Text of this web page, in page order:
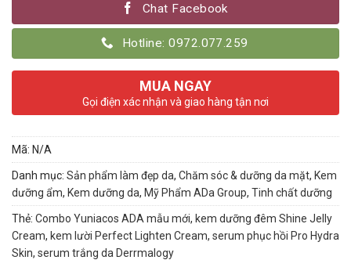
Chat Facebook
Hotline: 0972.077.259
MUA NGAY
Gọi điện xác nhận và giao hàng tận nơi
Mã: N/A
Danh mục: Sản phẩm làm đẹp da, Chăm sóc & dưỡng da mặt, Kem
dưỡng ẩm, Kem dưỡng da, Mỹ Phẩm ADa Group, Tinh chất dưỡng
Thẻ: Combo Yuniacos ADA mẫu mới, kem dưỡng đêm Shine Jelly
Cream, kem lười Perfect Lighten Cream, serum phục hồi Pro Hydra
Skin, serum trắng da Derrmalogy